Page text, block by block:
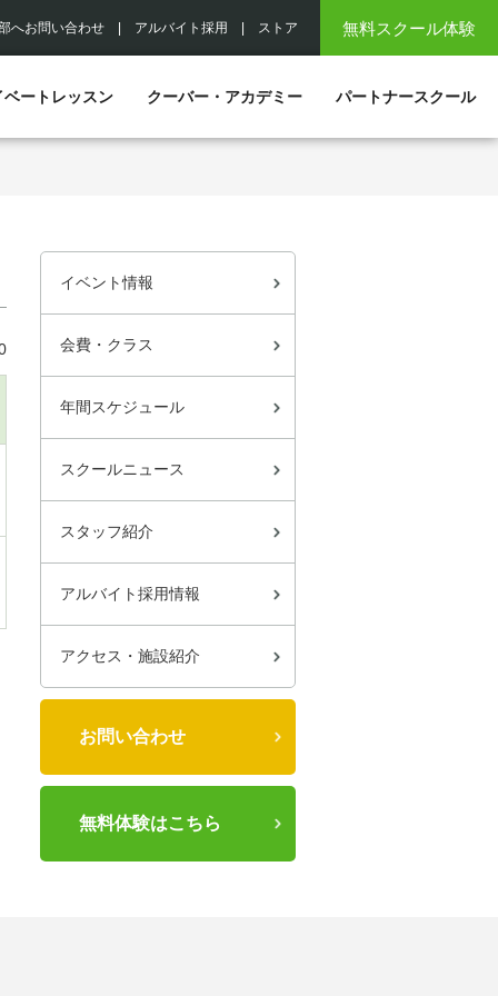
無料スクール体験
へお問い合わせ アルバイト採用 ストア
ベートレッスン クーバー・アカデミー パートナースクール
イベント情報
会費・クラス
年間スケジュール
スクールニュース
スタッフ紹介
アルバイト採用情報
アクセス・施設紹介
お問い合わせ
無料体験はこちら